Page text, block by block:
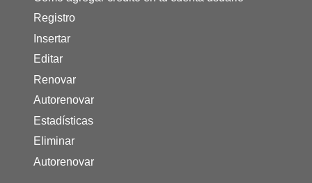
Registro
Insertar
Editar
Renovar
Autorenovar
Estadísticas
Eliminar
Autorenovar